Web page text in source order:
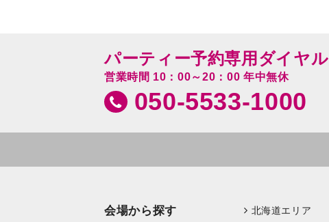
パーティー予約専用ダイヤル
営業時間 10：00～20：00 年中無休
050-5533-1000
会場から探す 北海道エリア